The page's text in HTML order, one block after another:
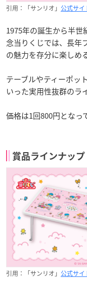
引用：「サンリオ」 公式サイ
1975年の誕生から半
念当りくじでは、長年
の魅力を存分に楽しめ
テーブルやティーポッ
いった実用性抜群のラ
価格は1回800円となっ
賞品ラインナップ
引用：「サンリオ」 公式サイ